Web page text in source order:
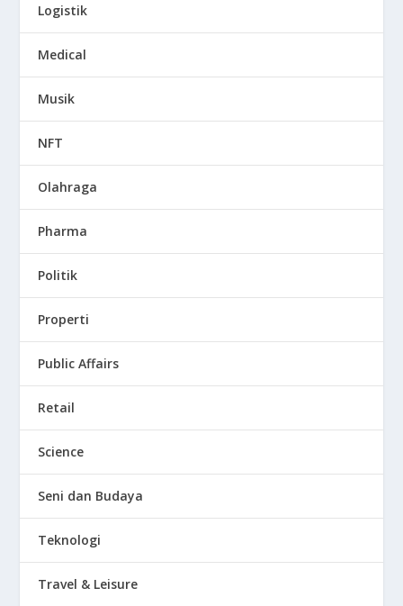
Logistik
Medical
Musik
NFT
Olahraga
Pharma
Politik
Properti
Public Affairs
Retail
Science
Seni dan Budaya
Teknologi
Travel & Leisure